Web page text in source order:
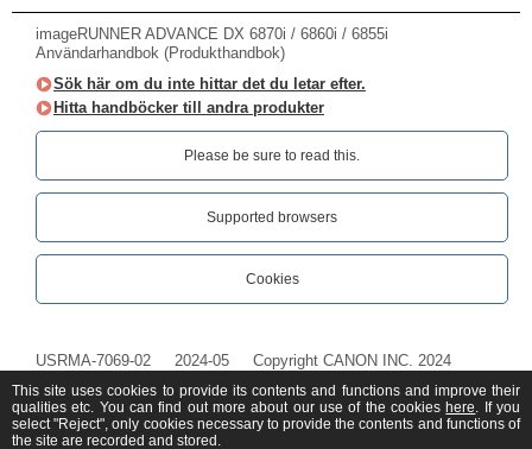
imageRUNNER ADVANCE DX 6870i / 6860i / 6855i
Användarhandbok (Produkthandbok)
Sök här om du inte hittar det du letar efter.
Hitta handböcker till andra produkter
Please be sure to read this.‎
Supported browsers
Cookies
USRMA-7069-02 2024-05 Copyright CANON INC. 2024
This site uses cookies to provide its contents and functions and improve their
qualities etc. You can find out more about our use of the cookies here. If you
select "Reject", only cookies necessary to provide the contents and functions of
the site are recorded and stored.